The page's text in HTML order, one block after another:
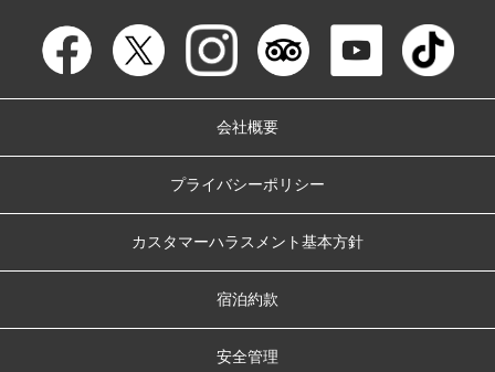
会社概要
プライバシーポリシー
カスタマーハラスメント基本方針
宿泊約款
安全管理